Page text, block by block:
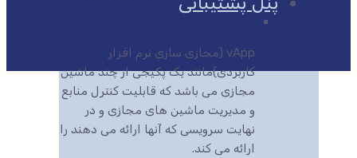
vApp (مجازی سازی نرم افزار
کاربردی)مانند یک پکیجی از چند ماشین
مجازی می باشد که قابلیت کنترل منابع
و مدیریت ماشین های مجازی و در
نهایت سرویسی که آنها ارائه می دهند را
ارائه می کند.